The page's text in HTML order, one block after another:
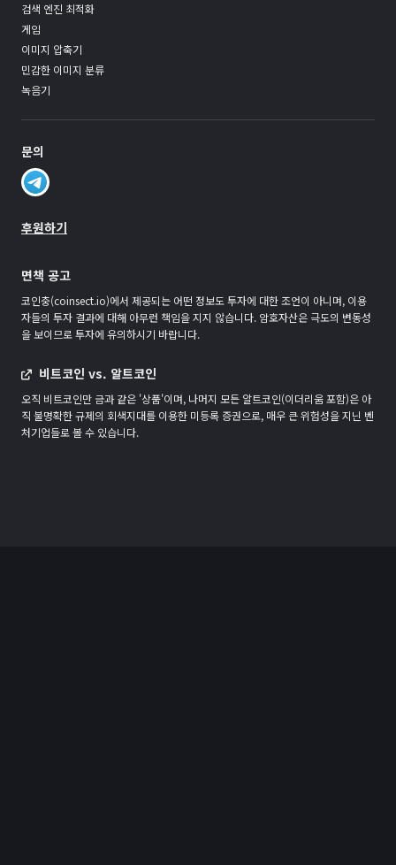
검색 엔진 최적화
게임
이미지 압축기
민감한 이미지 분류
녹음기
문의
후원하기
면책 공고
코인충(coinsect.io)에서 제공되는 어떤 정보도 투자에 대한 조언이 아니며, 이용
자들의 투자 결과에 대해 아무런 책임을 지지 않습니다. 암호자산은 극도의 변동성
을 보이므로 투자에 유의하시기 바랍니다.
비트코인 vs. 알트코인
오직 비트코인만 금과 같은 '상품'이며, 나머지 모든 알트코인(이더리움 포함)은 아
직 불명확한 규제의 회색지대를 이용한 미등록 증권으로, 매우 큰 위험성을 지닌 벤
처기업들로 볼 수 있습니다.